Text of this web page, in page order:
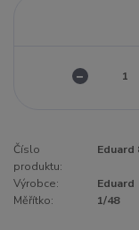
Číslo
produktu:
Eduard
Výrobce:
Eduard
Měřítko:
1/48